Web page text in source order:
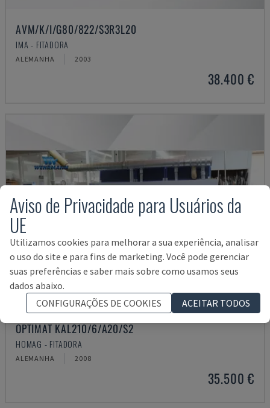
AVM/K/I/G80/822/S3R3L20
IMA - FITADORA
ALEMANHA 2003
38.400 €
OPTIMAT KAL210/6/A20/S2
HOMAG - FITADORA
ALEMANHA 2008
35.500 €
Aviso de Privacidade para Usuários da
UE
Utilizamos cookies para melhorar a sua experiência, analisar
o uso do site e para fins de marketing. Você pode gerenciar
suas preferências e saber mais sobre como usamos seus
dados abaixo.
CONFIGURAÇÕES DE COOKIES
ACEITAR TODOS